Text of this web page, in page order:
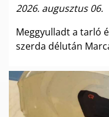
2026. augusztus 06.
Meggyulladt a tarló
szerda délután